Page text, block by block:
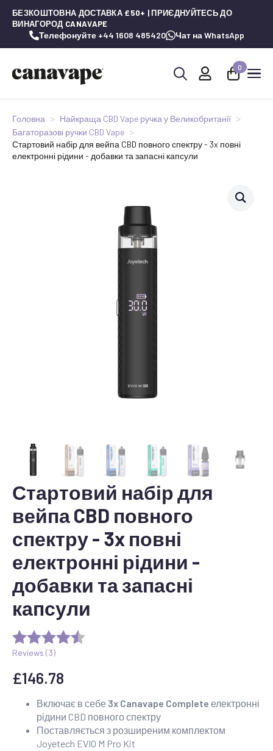
БЕЗКОШТОВНА ДОСТАВКА £50+ | ПРИЄДНУЙТЕСЬ ДО
ВИНАГОРОД CANAVAPE
Телефонуйте +44 1608 485420 Чат на WhatsApp
0
Головна
Найкраща CBD Vape ручка у Великобританії
Багаторазові ручки CBD Vape
Стартовий набір для вейпа CBD повного спектру - 3x повні
електронні рідини - добавки та запасні капсули
Стартовий набір для
вейпа CBD повного
спектру - 3x повні
електронні рідини -
добавки та запасні
капсули
Reviews (3)
£146.78
Включає в себе 3x Canavape Complete електронні
рідини CBD повного спектру
Поставляється з розширеним комплектом
Joyetech EVIO M Pro Kit